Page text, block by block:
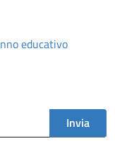
Invia
educativo